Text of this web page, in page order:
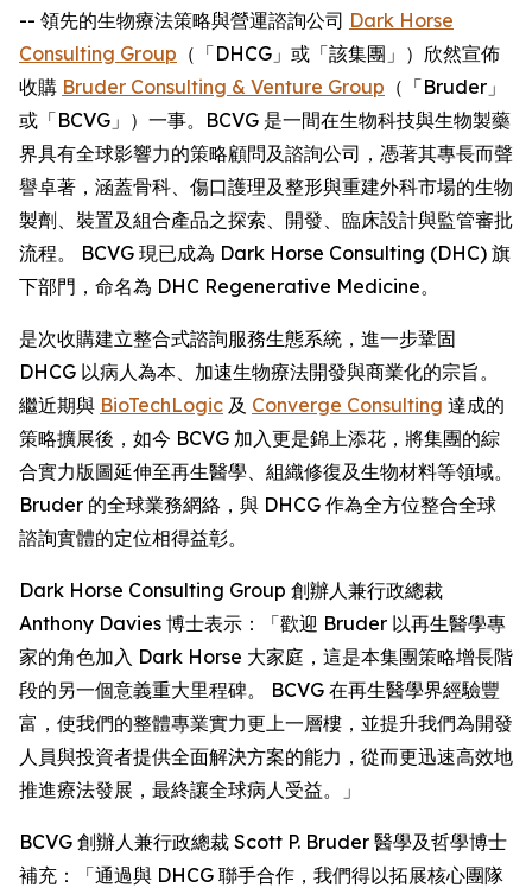
-- 領先的生物療法策略與營運諮詢公司 Dark Horse
Consulting Group （「DHCG」或「該集團」）欣然宣佈
收購 Bruder Consulting & Venture Group （「Bruder」
或「BCVG」）一事。BCVG 是一間在生物科技與生物製藥
界具有全球影響力的策略顧問及諮詢公司，憑著其專長而聲
譽卓著，涵蓋骨科、傷口護理及整形與重建外科市場的生物
製劑、裝置及組合產品之探索、開發、臨床設計與監管審批
流程。 BCVG 現已成為 Dark Horse Consulting (DHC) 旗
下部門，命名為 DHC Regenerative Medicine。
是次收購建立整合式諮詢服務生態系統，進一步鞏固
DHCG 以病人為本、加速生物療法開發與商業化的宗旨。
繼近期與 BioTechLogic 及 Converge Consulting 達成的
策略擴展後，如今 BCVG 加入更是錦上添花，將集團的綜
合實力版圖延伸至再生醫學、組織修復及生物材料等領域。
Bruder 的全球業務網絡，與 DHCG 作為全方位整合全球
諮詢實體的定位相得益彰。
Dark Horse Consulting Group 創辦人兼行政總裁
Anthony Davies 博士表示：「歡迎 Bruder 以再生醫學專
家的角色加入 Dark Horse 大家庭，這是本集團策略增長階
段的另一個意義重大里程碑。 BCVG 在再生醫學界經驗豐
富，使我們的整體專業實力更上一層樓，並提升我們為開發
人員與投資者提供全面解決方案的能力，從而更迅速高效地
推進療法發展，最終讓全球病人受益。」
BCVG 創辦人兼行政總裁 Scott P. Bruder 醫學及哲學博士
補充：「通過與 DHCG 聯手合作，我們得以拓展核心團隊